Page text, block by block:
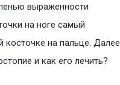
выраженности
на ноге самый
косточке на пальце. Далее
и как его лечить?